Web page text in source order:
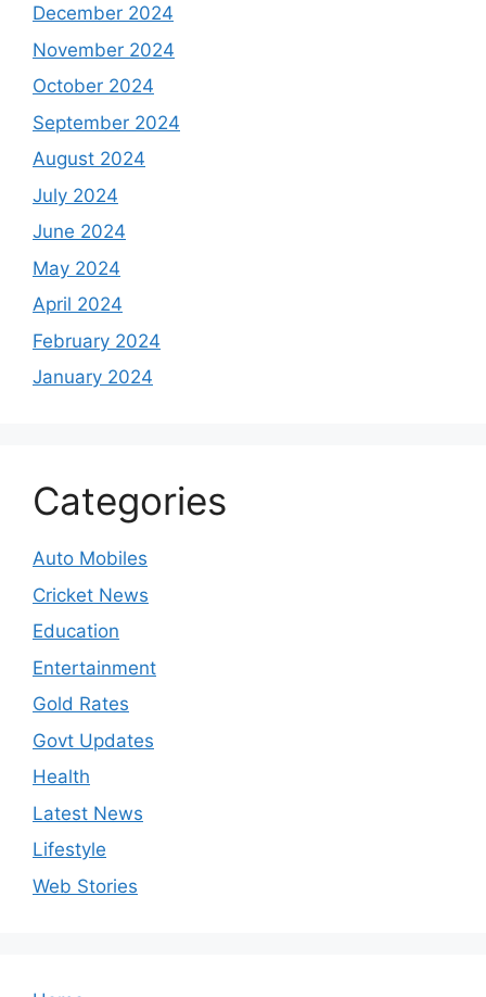
December 2024
November 2024
October 2024
September 2024
August 2024
July 2024
June 2024
May 2024
April 2024
February 2024
January 2024
Categories
Auto Mobiles
Cricket News
Education
Entertainment
Gold Rates
Govt Updates
Health
Latest News
Lifestyle
Web Stories